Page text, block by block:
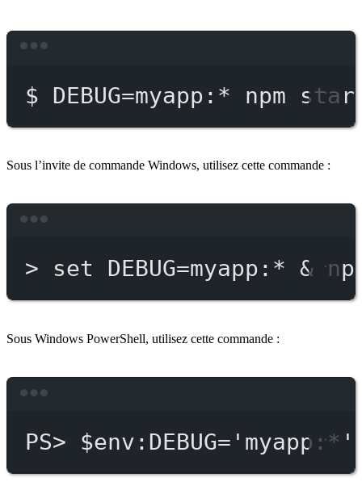
$ DEBUG=myapp: * npm
Sous l’invite de commande Windows, utilisez cette commande :
> set DEBUG=myapp:* &
Sous Windows PowerShell, utilisez cette commande :
PS> $env :DEBUG='myapp:*'